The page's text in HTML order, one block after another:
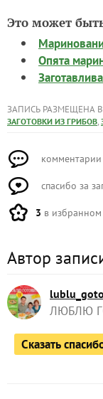
Это может
Опята
ЗАПИСЬ РАЗМЕЩЕНА
ЗАГОТОВКИ ИЗ ГРИБОВ,
комментарии
спасибо за
3 в избранном
Автор
ЛЮБЛЮ
Сказать